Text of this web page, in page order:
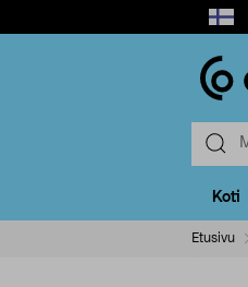
Select
market
Koti
Etusivu